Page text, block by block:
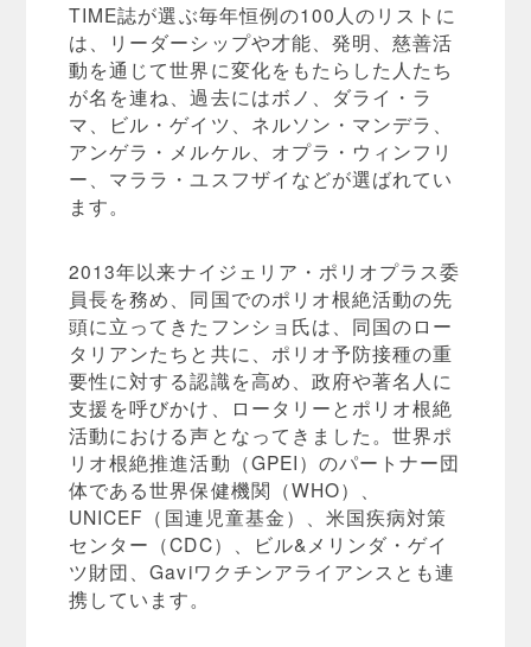
TIME誌が選ぶ毎年恒例の100人のリストに
は、リーダーシップや才能、発明、慈善活
動を通じて世界に変化をもたらした人たち
が名を連ね、過去にはボノ、ダライ・ラ
マ、ビル・ゲイツ、ネルソン・マンデラ、
アンゲラ・メルケル、オプラ・ウィンフリ
ー、マララ・ユスフザイなどが選ばれてい
ます。
2013年以来ナイジェリア・ポリオプラス委
員長を務め、同国でのポリオ根絶活動の先
頭に立ってきたフンショ氏は、同国のロー
タリアンたちと共に、ポリオ予防接種の重
要性に対する認識を高め、政府や著名人に
支援を呼びかけ、ロータリーとポリオ根絶
活動における声となってきました。世界ポ
リオ根絶推進活動（GPEI）のパートナー団
体である世界保健機関（WHO）、
UNICEF（国連児童基金）、米国疾病対策
センター（CDC）、ビル&メリンダ・ゲイ
ツ財団、Gaviワクチンアライアンスとも連
携しています。